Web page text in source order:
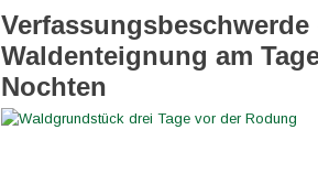
Verfassungsbeschwerde
Waldenteignung am
Nochten